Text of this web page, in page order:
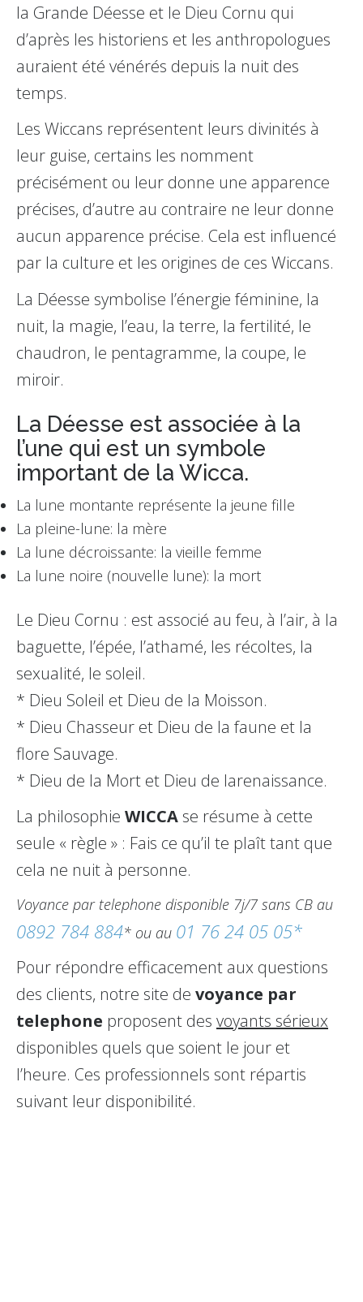
la Grande Déesse et le Dieu Cornu qui
d’après les historiens et les anthropologues
auraient été vénérés depuis la nuit des
temps.
Les Wiccans représentent leurs divinités à
leur guise, certains les nomment
précisément ou leur donne une apparence
précises, d’autre au contraire ne leur donne
aucun apparence précise. Cela est influencé
par la culture et les origines de ces Wiccans.
La Déesse symbolise l’énergie féminine, la
nuit, la magie, l’eau, la terre, la fertilité, le
chaudron, le pentagramme, la coupe, le
miroir.
La Déesse est associée à la
l’une qui est un symbole
important de la Wicca.
La lune montante représente la jeune fille
La pleine-lune: la mère
La lune décroissante: la vieille femme
La lune noire (nouvelle lune): la mort
Le Dieu Cornu : est associé au feu, à l’air, à la
baguette, l’épée, l’athamé, les récoltes, la
sexualité, le soleil.
* Dieu Soleil et Dieu de la Moisson.
* Dieu Chasseur et Dieu de la faune et la
flore Sauvage.
* Dieu de la Mort et Dieu de larenaissance.
La philosophie WICCA se résume à cette
seule « règle » : Fais ce qu’il te plaît tant que
cela ne nuit à personne.
Voyance par telephone disponible 7j/7 sans CB au
0892 784 884* ou au 01 76 24 05 05*
Pour répondre efficacement aux questions
des clients, notre site de voyance par
telephone proposent des voyants sérieux
disponibles quels que soient le jour et
l’heure. Ces professionnels sont répartis
suivant leur disponibilité.